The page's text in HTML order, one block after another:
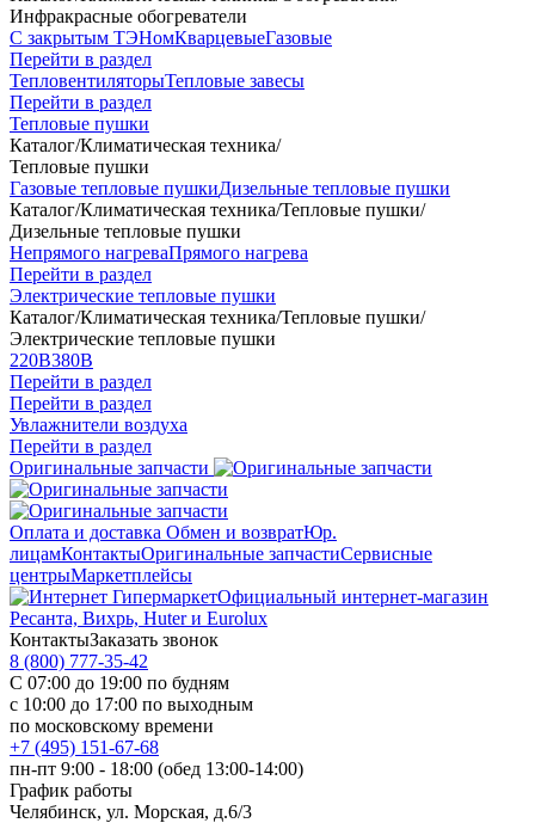
Инфракрасные обогреватели
С закрытым ТЭНомКварцевыеГазовые
Перейти в раздел
ТепловентиляторыТепловые завесы
Перейти в раздел
Тепловые пушки
Каталог/Климатическая техника/
Тепловые пушки
Газовые тепловые пушкиДизельные тепловые пушки
Каталог/Климатическая техника/Тепловые пушки/
Дизельные тепловые пушки
Непрямого нагреваПрямого нагрева
Перейти в раздел
Электрические тепловые пушки
Каталог/Климатическая техника/Тепловые пушки/
Электрические тепловые пушки
220В380В
Перейти в раздел
Перейти в раздел
Увлажнители воздуха
Перейти в раздел
Оригинальные запчасти
Оплата и доставка Обмен и возвратЮр.
лицамКонтактыОригинальные запчастиСервисные
центрыМаркетплейсы
Официальный интернет-магазин
Ресанта, Вихрь, Huter и Eurolux
КонтактыЗаказать звонок
8 (800) 777-35-42
С 07:00 до 19:00 по будням
с 10:00 до 17:00 по выходным
по московскому времени
+7 (495) 151-67-68
пн-пт 9:00 - 18:00 (обед 13:00-14:00)
График работы
Челябинск, ул. Морская, д.6/3